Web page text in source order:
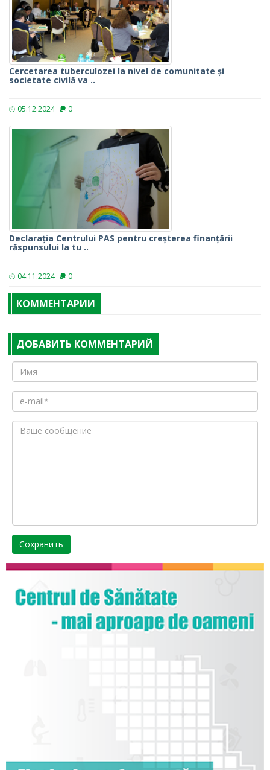
Cercetarea tuberculozei la nivel de comunitate și
societate civilă va ..
05.12.2024 0
Declarația Centrului PAS pentru creșterea finanțării
răspunsului la tu ..
04.11.2024 0
КОММЕНТАРИИ
ДОБАВИТЬ КОММЕНТАРИЙ
Сохранить